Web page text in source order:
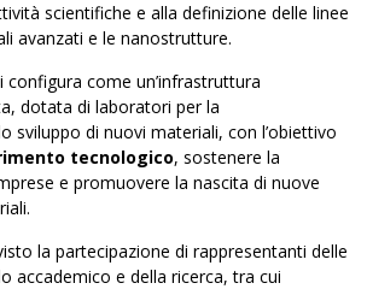
scientifiche e alla definizione delle linee
avanzati e le nanostrutture.
configura come un’infrastruttura
dotata di laboratori per la
sviluppo di nuovi materiali, con l’obiettivo
tecnologico, sostenere la
e promuovere la nascita di nuove
la partecipazione di rappresentanti delle
accademico e della ricerca, tra cui